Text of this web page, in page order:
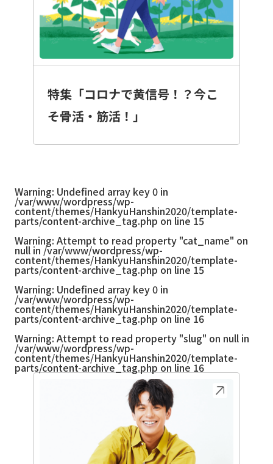
特集「コロナで黄信号！？今こ
そ骨活・筋活！」
Warning: Undefined array key 0 in
/var/www/wordpress/wp-
content/themes/HankyuHanshin2020/template-
parts/content-archive_tag.php on line 15
Warning: Attempt to read property "cat_name" on
null in /var/www/wordpress/wp-
content/themes/HankyuHanshin2020/template-
parts/content-archive_tag.php on line 15
Warning: Undefined array key 0 in
/var/www/wordpress/wp-
content/themes/HankyuHanshin2020/template-
parts/content-archive_tag.php on line 16
Warning: Attempt to read property "slug" on null in
/var/www/wordpress/wp-
content/themes/HankyuHanshin2020/template-
parts/content-archive_tag.php on line 16